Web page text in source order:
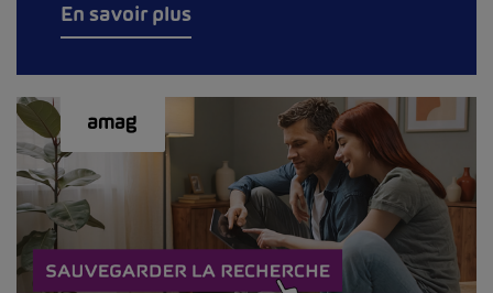
En savoir plus